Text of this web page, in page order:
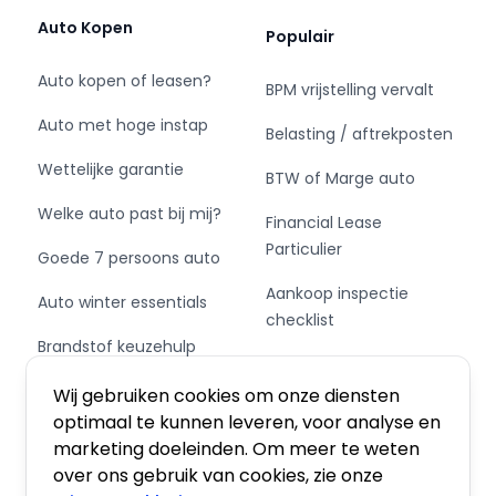
Wij gebruiken cookies om onze diensten
optimaal te kunnen leveren, voor analyse en
marketing doeleinden. Om meer te weten
over ons gebruik van cookies, zie onze
• Brussel: Via de E314 rijd je ongeveer 2 uur;
ongeveer 1 uur en 15 min.
Meer informatie? Bezoek BAS World online!
Auto Kopen
Auto kopen of leasen?
Auto met hoge instap
Wettelijke garantie
Welke auto past bij mij?
Goede 7 persoons auto
Auto winter essentials
Brandstof keuzehulp
Schakel of automaat?
Populair
BPM vrijstelling vervalt
Belasting / aftrekposten
BTW of Marge auto
Financial Lease
Particulier
Aankoop inspectie
checklist
Private Leasen,
Financieren of Kopen?